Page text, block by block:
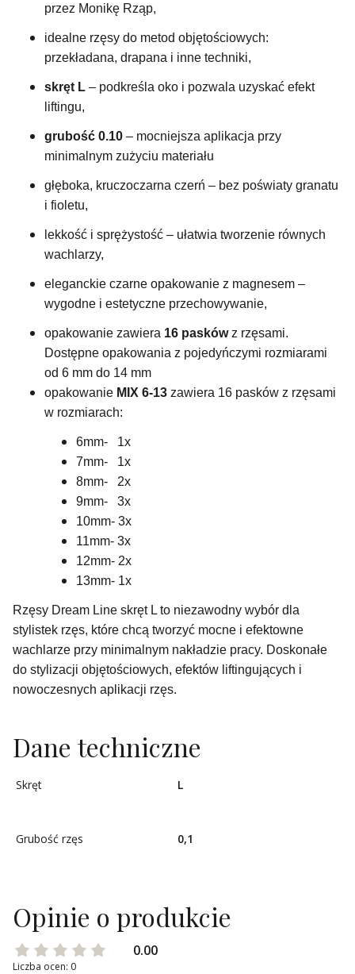
przez Monikę Rząp,
idealne rzęsy do metod objętościowych:
przekładana, drapana i inne techniki,
skręt L – podkreśla oko i pozwala uzyskać efekt
liftingu,
grubość 0.10 – mocniejsza aplikacja przy
minimalnym zużyciu materiału
głęboka, kruczoczarna czerń – bez poświaty granatu
i fioletu,
lekkość i sprężystość – ułatwia tworzenie równych
wachlarzy,
eleganckie czarne opakowanie z magnesem –
wygodne i estetyczne przechowywanie,
opakowanie zawiera 16 paskówz rzęsami.
Dostępne opakowania z pojedyńczymi rozmiarami
od 6 mm do 14 mm
opakowanie MIX 6-13 zawiera 16 pasków z rzęsami
w rozmiarach:
6mm- 1x
7mm- 1x
8mm- 2x
9mm- 3x
10mm- 3x
11mm- 3x
12mm- 2x
13mm- 1x
Rzęsy Dream Line skręt L to niezawodny wybór dla
stylistek rzęs, które chcą tworzyć mocne i efektowne
wachlarze przy minimalnym nakładzie pracy. Doskonałe
do stylizacji objętościowych, efektów liftingujących i
nowoczesnych aplikacji rzęs.
Dane techniczne
Skręt L
Grubość rzęs 0,1
Opinie o produkcie
0.00
Liczba ocen: 0